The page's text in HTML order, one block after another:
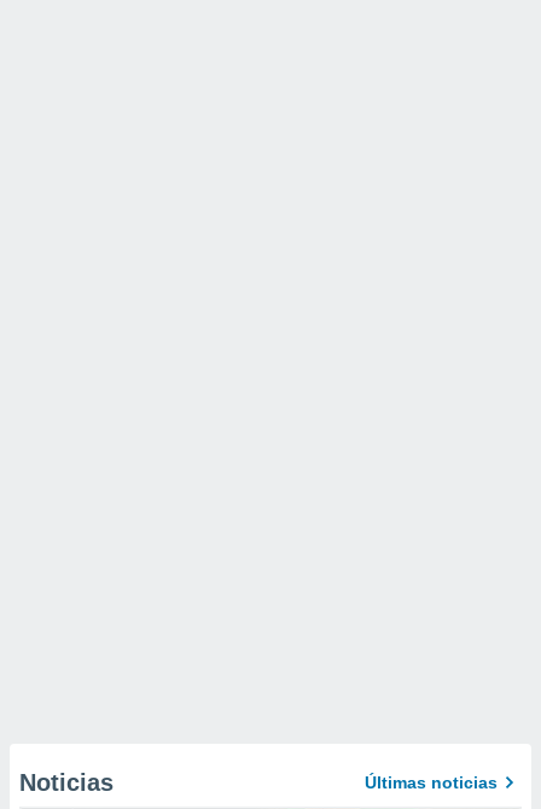
Noticias Últimas noticias